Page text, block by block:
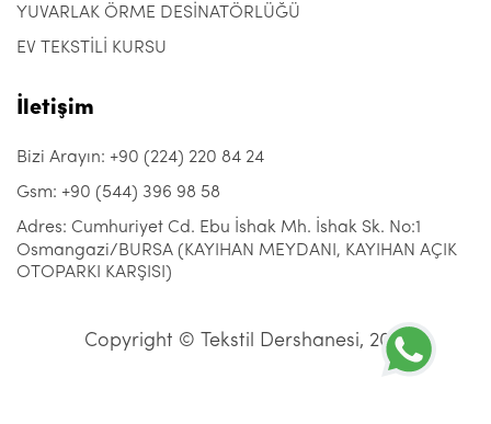
YUVARLAK ÖRME DESİNATÖRLÜĞÜ
EV TEKSTİLİ KURSU
İletişim
Bizi Arayın: +90 (224) 220 84 24
Gsm: +90 (544) 396 98 58
Adres: Cumhuriyet Cd. Ebu İshak Mh. İshak Sk. No:1
Osmangazi/BURSA (KAYIHAN MEYDANI, KAYIHAN AÇIK
OTOPARKI KARŞISI)
Copyright © Tekstil Dershanesi, 2021